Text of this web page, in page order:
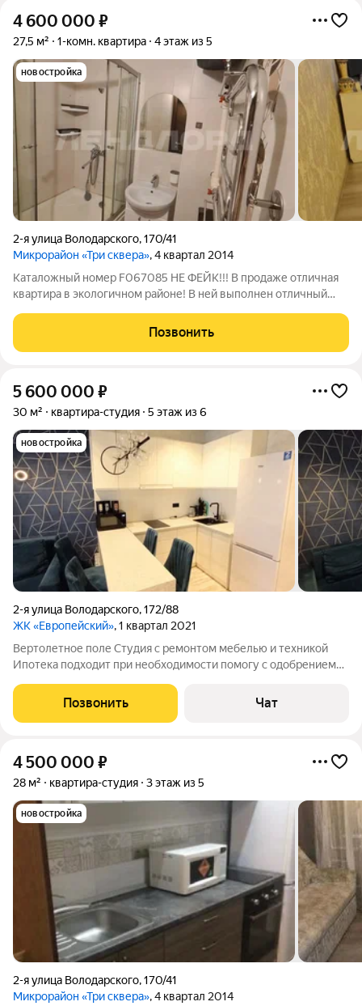
4 600 000 ₽
27,5 м² 1-комн. квартира 4 этаж из 5
новостройка
2-я улица Володарского,170/41
Микрорайон «Три сквера», 4 квартал 2014
Каталожный номер F067085 НЕ ФЕЙК!!! В продаже отличная
квартира в экологичном районе! В ней выполнен отличный
Интерьер дополняет стильная ,лаконично подобранная
мебель. Квартира расположена в
Позвонить
5 600 000 ₽
30 м² квартира-студия 5 этаж из 6
новостройка
2-я улица Володарского,172/88
ЖК «Европейский», 1 квартал 2021
Вертолетное поле Студия с ремонтом мебелью и техникой
Ипотека подходит при необходимости помогу с одобрением
Позвонить Чат
4 500 000 ₽
28 м² квартира-студия 3 этаж из 5
новостройка
2-я улица Володарского,170/41
Микрорайон «Три сквера», 4 квартал 2014